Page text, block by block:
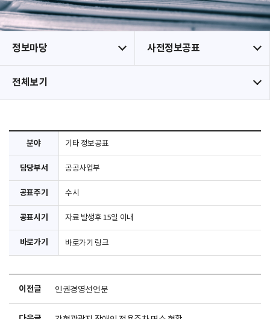
정보마당 사전정보공표
전체보기
분야 기타 정보공표
담당부서 공공사업부
공표주기 수시
공표시기 자료 발생후 15일 이내
바로가기 바로가기 링크
이전글 인권경영선언문